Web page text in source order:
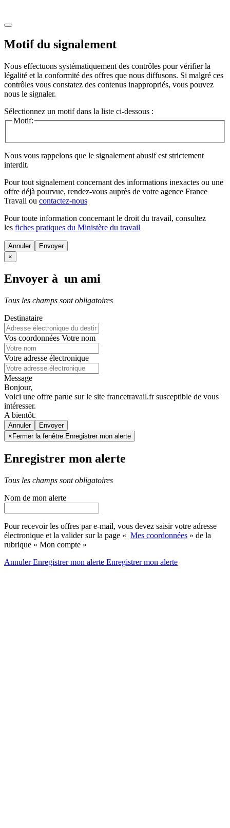
Motif du signalement
Nous effectuons systématiquement des contrôles pour vérifier la
légalité et la conformité des offres que nous diffusons. Si malgré ces
contrôles vous constatez des contenus inappropriés, vous pouvez
nous le signaler.
Sélectionnez un motif dans la liste ci-dessous :
Motif:
Nous vous rappelons que le signalement abusif est strictement
interdit.
Pour tout signalement concernant des informations inexactes ou une
offre déjà pourvue, rendez-vous auprès de votre agence France
Travail ou contactez-nous
Pour toute information concernant le droit du travail, consultez
les fiches pratiques du Ministère du travail
Annuler
×
Envoyer à un ami
Tous les champs sont obligatoires
Destinataire
Vos coordonnées Votre nom
Votre adresse électronique
Message
Bonjour,
Voici une offre parue sur le site francetravail.fr susceptible de vous
intéresser.
A bientôt.
Annuler
× Fermer la fenêtre Enregistrer mon alerte
Enregistrer mon alerte
Tous les champs sont obligatoires
Nom de mon alerte
Pour recevoir les offres par e-mail, vous devez saisir votre adresse
électronique et la valider sur la page « Mes coordonnées » de la
rubrique « Mon compte »
AnnulerEnregistrer mon alerte Enregistrermon alerte